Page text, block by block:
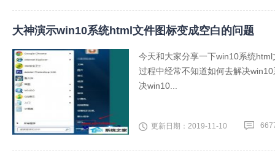
大神演示win10系统html文件图标变成空白的问题
今天和大家分享一下win10系统
过程中经常不知道如何去解决
决win10...
更新日期：2019-11-10